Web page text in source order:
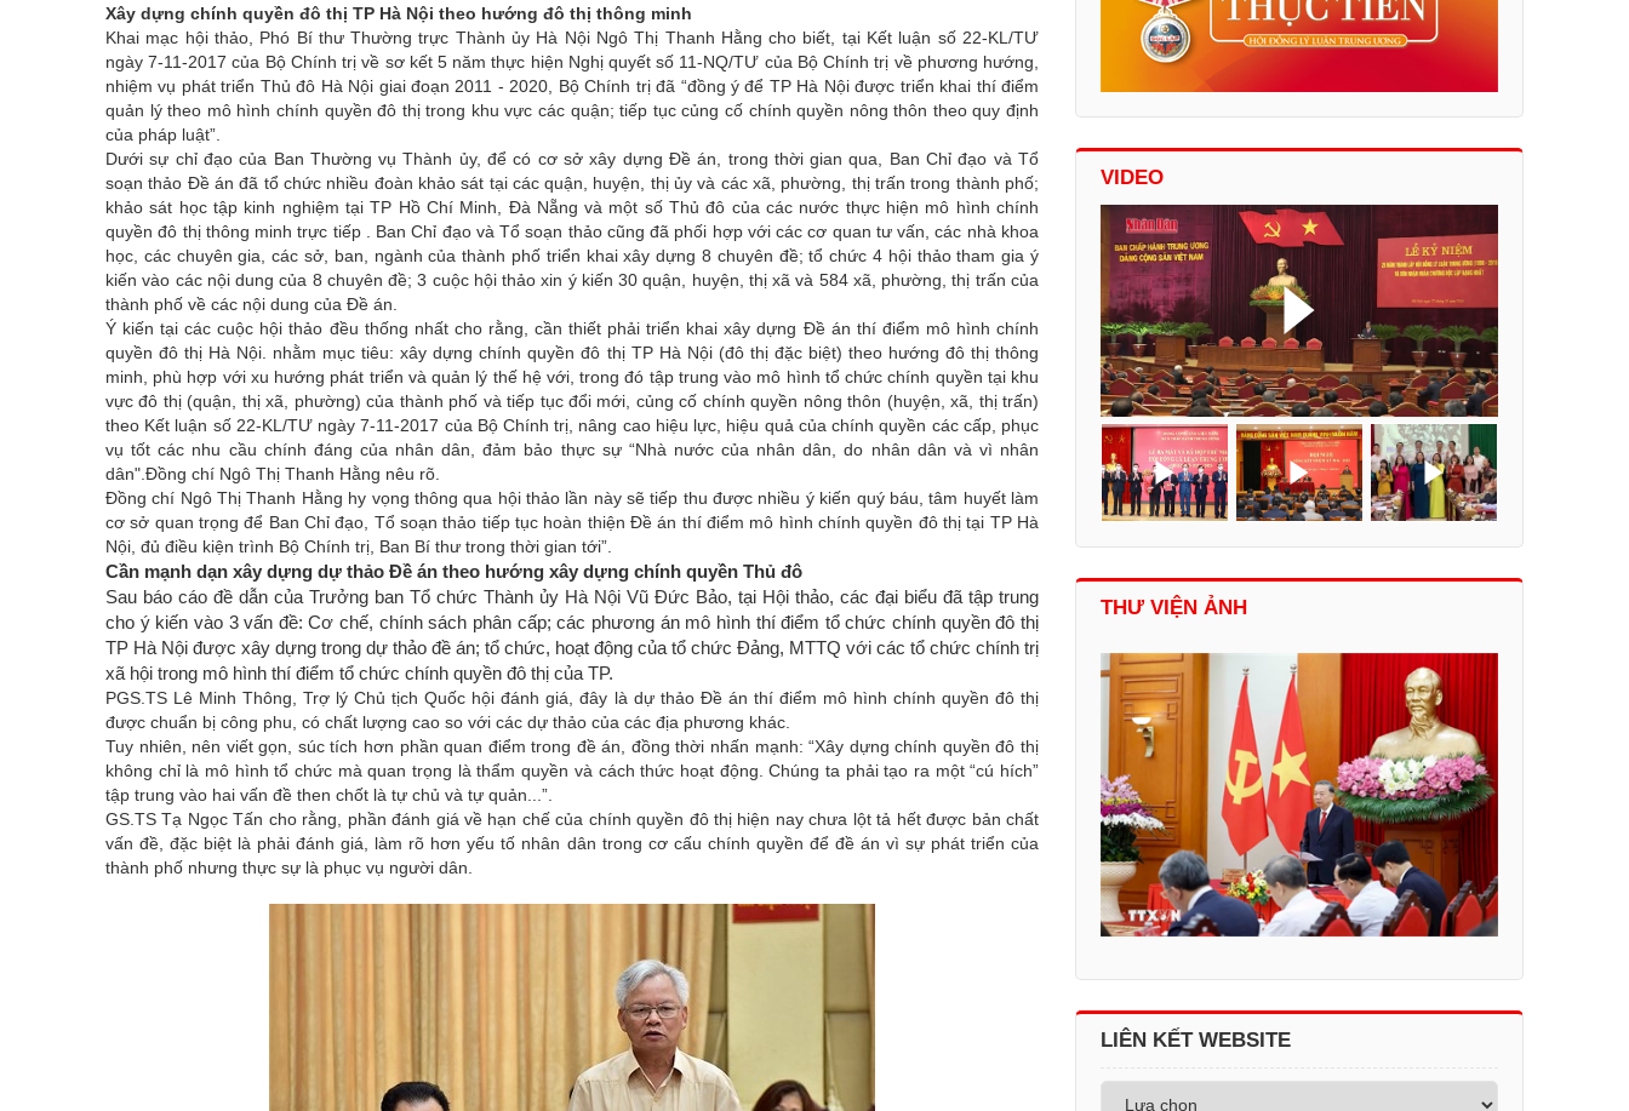
Xây dựng chính quyền đô thị TP Hà Nội theo hướng đô thị thông minh
Khai mạc hội thảo, Phó Bí thư Thường trực Thành ủy Hà Nội Ngô Thị Thanh Hằng cho biết, tại Kết luận số 22-KL/TƯ
ngày 7-11-2017 của Bộ Chính trị về sơ kết 5 năm thực hiện Nghị quyết số 11-NQ/TƯ của Bộ Chính trị về phương hướng,
nhiệm vụ phát triển Thủ đô Hà Nội giai đoạn 2011 - 2020, Bộ Chính trị đã “đồng ý để TP Hà Nội được triển khai thí điểm
quản lý theo mô hình chính quyền đô thị trong khu vực các quận; tiếp tục củng cố chính quyền nông thôn theo quy định
của pháp luật”.
Dưới sự chỉ đạo của Ban Thường vụ Thành ủy, để có cơ sở xây dựng Đề án, trong thời gian qua, Ban Chỉ đạo và Tổ
soạn thảo Đề án đã tổ chức nhiều đoàn khảo sát tại các quận, huyện, thị ủy và các xã, phường, thị trấn trong thành phố;
khảo sát học tập kinh nghiệm tại TP Hồ Chí Minh, Đà Nẵng và một số Thủ đô của các nước thực hiện mô hình chính
quyền đô thị thông minhtrực tiếp . Ban Chỉ đạo và Tổ soạn thảo cũng đã phối hợp với các cơ quan tư vấn, các nhà khoa
học, các chuyên gia, các sở, ban, ngành của thành phố triển khai xây dựng 8 chuyên đề; tổ chức 4 hội thảo tham gia ý
kiến vào các nội dung của 8 chuyên đề; 3 cuộc hội thảo xin ý kiến 30 quận, huyện, thị xã và 584 xã, phường, thị trấn của
thành phố về các nội dung của Đề án.
Ý kiến tại các cuộc hội thảo đều thống nhất cho rằng, cần thiết phải triển khai xây dựng Đề án thí điểm mô hình chính
quyền đô thị Hà Nội. nhằm mục tiêu: xây dựng chính quyền đô thị TP Hà Nội (đô thị đặc biệt) theo hướng đô thị thông
minh, phù hợp với xu hướng phát triển và quản lý thế hệ với, trong đó tập trung vào mô hình tổ chức chính quyền tại khu
vực đô thị (quận, thị xã, phường) của thành phố và tiếp tục đổi mới, củng cố chính quyền nông thôn (huyện, xã, thị trấn)
theo Kết luận số 22-KL/TƯ ngày 7-11-2017 của Bộ Chính trị, nâng cao hiệu lực, hiệu quả của chính quyền các cấp, phục
vụ tốt các nhu cầu chính đáng của nhân dân, đảm bảo thực sự “Nhà nước của nhân dân, do nhân dân và vì nhân
dân". Đồng chí Ngô Thị Thanh Hằng nêu rõ.
Đồng chí Ngô Thị Thanh Hằng hy vọng thông qua hội thảo lần này sẽ tiếp thu được nhiều ý kiến quý báu, tâm huyết làm
cơ sở quan trọng để Ban Chỉ đạo, Tổ soạn thảo tiếp tục hoàn thiện Đề án thí điểm mô hình chính quyền đô thị tại TP Hà
Nội, đủ điều kiện trình Bộ Chính trị, Ban Bí thư trong thời gian tới”.
Cần mạnh dạn xây dựng dự thảo Đề án theo hướng xây dựng chính quyền Thủ đô
Sau báo cáo đề dẫn của Trưởng ban Tổ chức Thành ủy Hà Nội Vũ Đức Bảo, tại Hội thảo, các đại biểu đã tập trung
cho ý kiến vào 3 vấn đề: Cơ chế, chính sách phân cấp; các phương án mô hình thí điểm tổ chức chính quyền đô thị
TP Hà Nội được xây dựng trong dự thảo đề án; tổ chức, hoạt động của tổ chức Đảng, MTTQ với các tổ chức chính trị
xã hội trong mô hình thí điểm tổ chức chính quyền đô thị của TP.
PGS.TS Lê Minh Thông, Trợ lý Chủ tịch Quốc hội đánh giá, đây là dự thảo Đề án thí điểm mô hình chính quyền đô thị
được chuẩn bị công phu, có chất lượng cao so với các dự thảo của các địa phương khác.
Tuy nhiên, nên viết gọn, súc tích hơn phần quan điểm trong đề án, đồng thời nhấn mạnh: “Xây dựng chính quyền đô thị
không chỉ là mô hình tổ chức mà quan trọng là thẩm quyền và cách thức hoạt động. Chúng ta phải tạo ra một “cú hích”
tập trung vào hai vấn đề then chốt là tự chủ và tự quản...”.
GS.TS Tạ Ngọc Tấn cho rằng, phần đánh giá về hạn chế của chính quyền đô thị hiện nay chưa lột tả hết được bản chất
vấn đề, đặc biệt là phải đánh giá, làm rõ hơn yếu tố nhân dân trong cơ cấu chính quyền để đề án vì sự phát triển của
thành phố nhưng thực sự là phục vụ người dân.
VIDEO
THƯ VIỆN ẢNH
LIÊN KẾT WEBSITE